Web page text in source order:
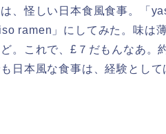
は、怪しい日本食風食事。「
ramen」にしてみた。味は
。これで、£７だもんなあ。
日本風な食事は、経験とし